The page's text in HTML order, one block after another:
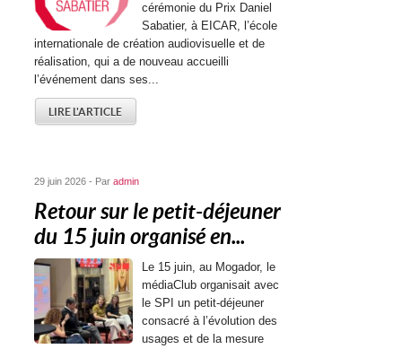
cérémonie du Prix Daniel
Sabatier, à EICAR, l’école
internationale de création audiovisuelle et de
réalisation, qui a de nouveau accueilli
l’événement dans ses...
LIRE L'ARTICLE
29 juin 2026 - Paradmin
Retour sur le petit-déjeuner
du 15 juin organisé en...
Le 15 juin, au Mogador, le
médiaClub organisait avec
le SPI un petit-déjeuner
consacré à l’évolution des
usages et de la mesure